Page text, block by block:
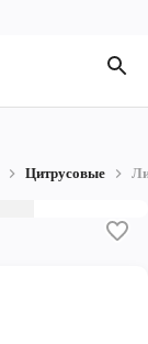
Цитрусовые